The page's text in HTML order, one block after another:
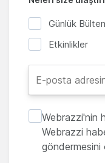
Günlük Bülten
Etkinlikler
Webrazzi'nin
Webrazzi
göndermesini